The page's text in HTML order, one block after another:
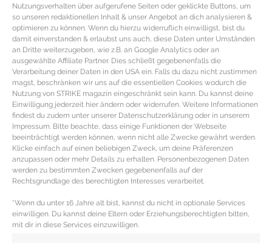
Nutzungsverhalten über aufgerufene Seiten oder geklickte Buttons, um
so unseren redaktionellen Inhalt & unser Angebot an dich analysieren &
optimieren zu können. Wenn du hierzu widerruflich einwilligst, bist du
damit einverstanden & erlaubst uns auch, diese Daten unter Umständen
an Dritte weiterzugeben, wie z.B. an Google Analytics oder an
ausgewählte Affiliate Partner. Dies schließt gegebenenfalls die
Verarbeitung deiner Daten in den USA ein. Falls du dazu nicht zustimmen
magst, beschränken wir uns auf die essentiellen Cookies wodurch die
Nutzung von STRIKE magazin eingeschränkt sein kann. Du kannst deine
Einwilligung jederzeit hier ändern oder widerrufen. Weitere Informationen
findest du zudem unter unserer Datenschutzerklärung oder in unserem
Impressum. Bitte beachte, dass einige Funktionen der Webseite
beeinträchtigt werden können, wenn nicht alle Zwecke gewährt werden.
Klicke einfach auf einen beliebigen Zweck, um deine Präferenzen
anzupassen oder mehr Details zu erhalten. Personenbezogenen Daten
werden zu bestimmten Zwecken gegebenenfalls auf der
Rechtsgrundlage des berechtigten Interesses verarbeitet.
*Wenn du unter 16 Jahre alt bist, kannst du nicht in optionale Services
einwilligen. Du kannst deine Eltern oder Erziehungsberechtigten bitten,
mit dir in diese Services einzuwilligen.
NAGELLACK TRENDS – Trendfarbe
Aqua im Metallic Look
Nagellack in der Trendfarbe Aqua Metallic Wie
angehauchten Nagellack Trendfarben diesen Sommer
um die Wette.